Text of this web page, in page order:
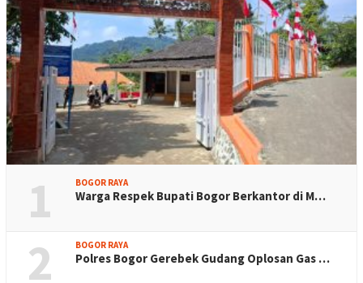
1 BOGOR RAYA
Warga Respek Bupati Bogor Berkantor di M…
2 BOGOR RAYA
Polres Bogor Gerebek Gudang Oplosan Gas …